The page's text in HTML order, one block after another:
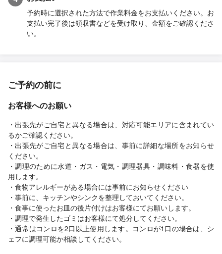
予約時に選択された方法で作業料金をお支払いください。お
支払い完了後は領収書などを受け取り、金額をご確認くださ
い。
ご予約の前に
お客様へのお願い
・出張先がご自宅と異なる場合は、対応可能エリアに含まれてい
るかご確認ください。
・出張先がご自宅と異なる場合は、事前に詳細な場所をお知らせ
ください。
・調理のために水道・ガス・電気・調理器具・調味料・食器を使
用します。
・食物アレルギーがある場合には事前にお知らせください
・事前に、キッチンやシンクを整理しておいてください。
・食事に使ったお皿の後片付けはお客様にてお願いします。
・調理で発生したゴミはお客様にて処分してください。
・通常はコンロを2口以上使用します。コンロが1口の場合は、シ
ェフに調理可能か相談してください。